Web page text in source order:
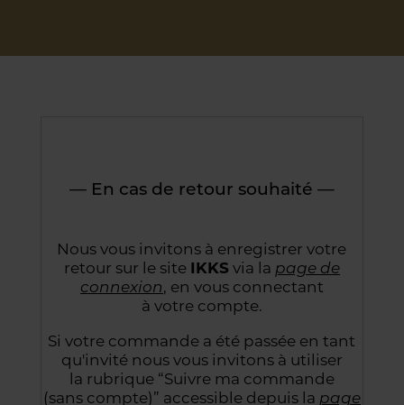
— En cas de retour souhaité —
Nous vous invitons à enregistrer votre
retour sur le site IKKS via la page de
connexion, en vous connectant
à votre compte.
Si votre commande a été passée en tant
qu'invité nous vous invitons à utiliser
la rubrique “Suivre ma commande
(sans compte)” accessible depuis la page